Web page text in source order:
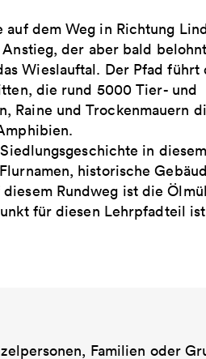
dem Weg in Richtung
der aber bald
Wieslauftal. Der Pfad
die rund 5000 Tier- und
Raine und Trockenmauern
in
historische
Rundweg ist die
für diesen Lehrpfadteil
Familien oder